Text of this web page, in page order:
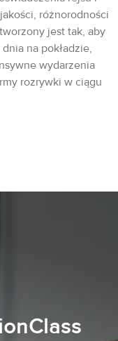
różnorodności
jest tak, aby
na pokładzie,
wydarzenia
rozrywki w ciągu